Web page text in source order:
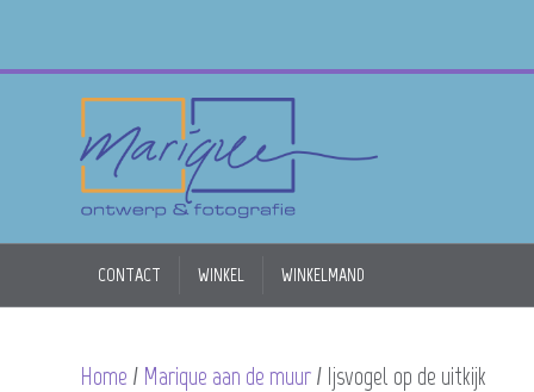
CONTACT WINKEL WINKELMAND
Home / Marique aan de muur / Ijsvogel op de uitkijk